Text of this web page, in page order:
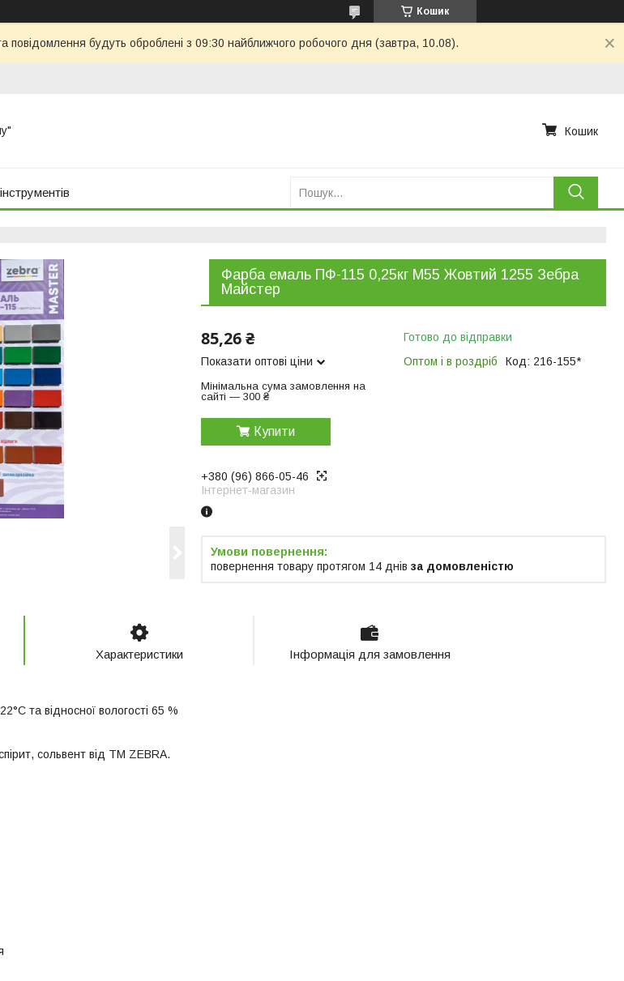
Кошик
повідомлення будуть оброблені з 09:30 найближчого робочого дня (завтра, 10.08).
Кошик
Фарба емаль ПФ-115 0,25кг М55 Жовтий 1255 Зебра
Майстер
85,26 ₴
Показати оптові ціни
Мінімальна сума замовлення на
сайті — 300 ₴
Готово до відправки
Оптом і в роздріб
Код: 216-155*
Купити
+380 (96) 866-05-46
Інтернет-магазин
повернення товару протягом 14 днів за домовленістю
Характеристики Інформація для замовлення
та відносної вологості 65 %
cольвент від ТМ ZEBRA.